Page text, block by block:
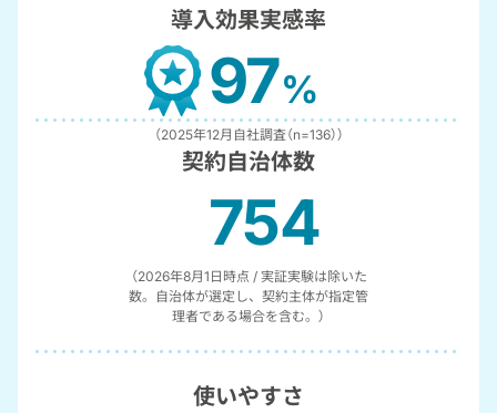
導入効果実感率
97%
（2025年12月自社調査（n=136））
契約自治体数
754
（2026年8月1日時点 / 実証実験は除いた
数。
自治体が選定し、契約主体が指定管
理者である場合を含む。 ）
使いやすさ